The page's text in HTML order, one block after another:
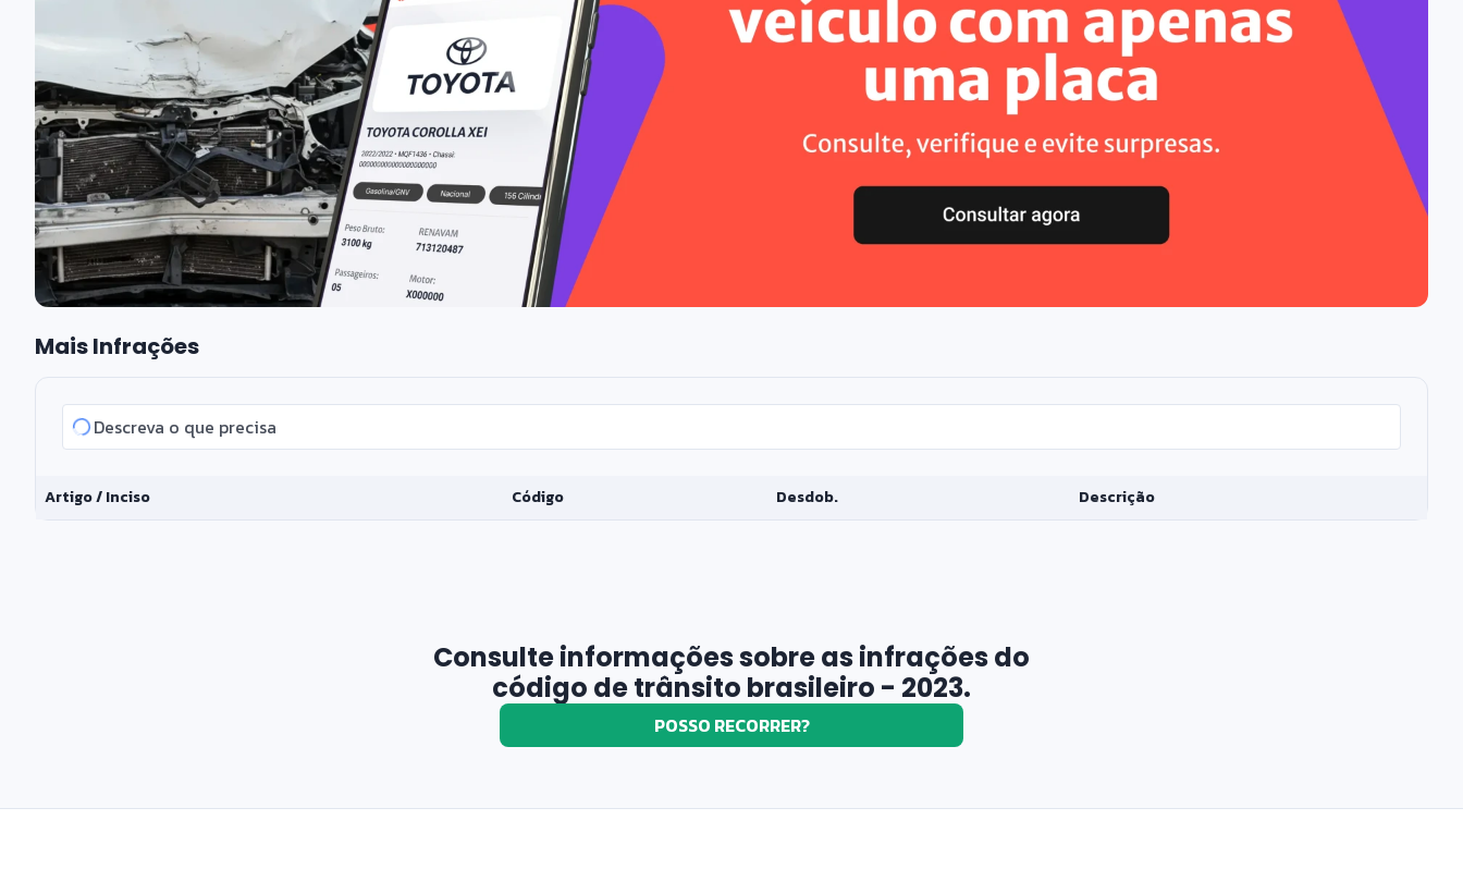
Mais Infrações
Artigo / Inciso Código Desdob. Descrição
Consulte informações sobre as infrações do
código de trânsito brasileiro - 2023.
POSSO RECORRER?